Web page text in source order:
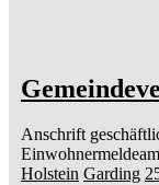
Anschrift
Holstein Garding